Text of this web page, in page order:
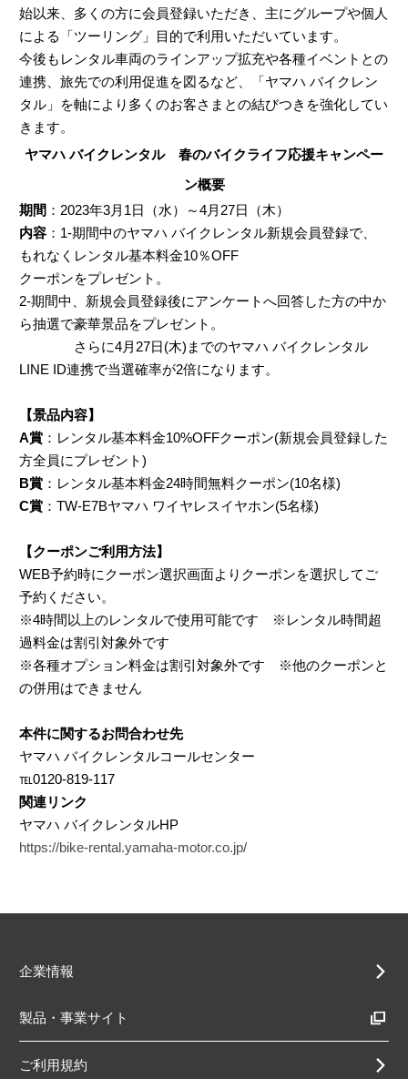
始以来、多くの方に会員登録いただき、主にグループや個人
による「ツーリング」目的で利用いただいています。
今後もレンタル車両のラインアップ拡充や各種イベントとの
連携、旅先での利用促進を図るなど、「ヤマハ バイクレン
タル」を軸により多くのお客さまとの結びつきを強化してい
きます。
ヤマハ バイクレンタル 春のバイクライフ応援キャンペー
ン概要
期間 ：2023年3月1日（水）～4月27日（木）
内容 ：1-期間中のヤマハ バイクレンタル新規会員登録で、
もれなくレンタル基本料金10％OFF
クーポンをプレゼント。
2-期間中、新規会員登録後にアンケートへ回答した方の中か
ら抽選で豪華景品をプレゼント。
さらに4月27日(木)までのヤマハ バイクレンタル
LINE ID連携で当選確率が2倍になります。
【景品内容】
A賞 ：レンタル基本料金10%OFFクーポン(新規会員登録した
方全員にプレゼント)
B賞 ：レンタル基本料金24時間無料クーポン(10名様)
C賞 ：TW-E7Bヤマハ ワイヤレスイヤホン(5名様)
【クーポンご利用方法】
WEB予約時にクーポン選択画面よりクーポンを選択してご
予約ください。
※4時間以上のレンタルで使用可能です ※レンタル時間超
過料金は割引対象外です
※各種オプション料金は割引対象外です ※他のクーポンと
の併用はできません
本件に関するお問合わせ先
ヤマハ バイクレンタルコールセンター
℡0120-819-117
関連リンク
ヤマハ バイクレンタルHP
https://bike-rental.yamaha-motor.co.jp/
企業情報
製品・事業サイト
ご利用規約